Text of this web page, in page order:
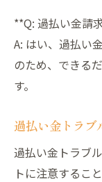
**Q: 過払い金請
A: はい、過払い
のため、できる
す。
過払い金トラブ
過払い金トラブ
トに注意するこ